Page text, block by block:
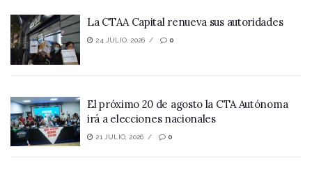
La CTAA Capital renueva sus autoridades
24 JULIO, 2026 0
El próximo 20 de agosto la CTA Autónoma
irá a elecciones nacionales
21 JULIO, 2026 0